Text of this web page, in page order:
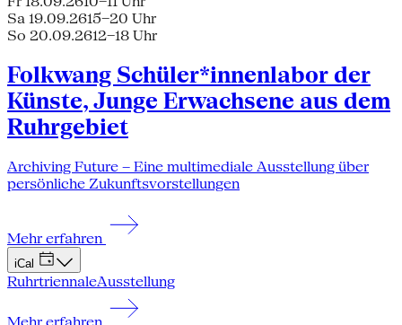
Sa 19.09.2615–20 Uhr
So 20.09.2612–18 Uhr
Folkwang Schüler*innenlabor der
Künste, Junge Erwachsene aus dem
Ruhrgebiet
Archiving Future – Eine multimediale Ausstellung über
persönliche Zukunftsvorstellungen
Mehr erfahren
iCal
RuhrtriennaleAusstellung